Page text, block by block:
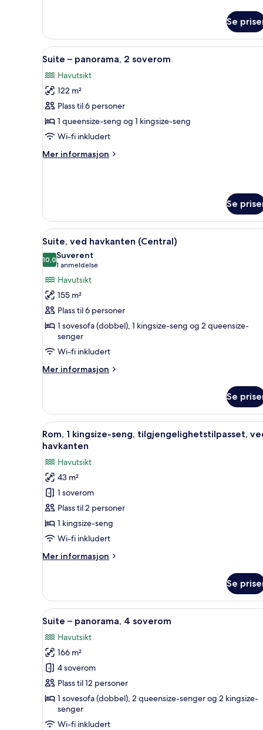
2
queensize-
senger,
havkanten
Se
Åpne
alle
bildene
av
Suite
–
panorama,
soverom
16
Suite – panorama, 2 soverom
Havutsikt
122 m²
Plass til 6 personer
1 queensize-seng og 1 kingsize-seng
Wi-fi inkludert
Mer informasjon
Mer
2
soverom
Se
Åpne
alle
bildene
av
Suite,
ved
havkanten
(Central)
Suite, ved havkanten
11
Suite, ved havkanten (Central)
10,010,0 av 10
Suverent
1 anmeldelse
(1
anmeldelse)
Havutsikt
155 m²
Plass til 6 personer
1 sovesofa (dobbel), 1 kingsize-seng og 2 queensize-
senger
Wi-fi inkludert
Mer informasjon
Mer
ved
havkanten
(Central)
Se
Åpne
alle
av
Rom,
kingsize-
seng,
tilgjengelighetstilpasset,
havkanten
Minibar (inkludert), safe på
9
Rom, 1 kingsize-seng, tilgjengelighetstilpasset,
havkanten
Havutsikt
43 m²
1 soverom
Plass til 2 personer
1 kingsize-seng
Wi-fi inkludert
Mer informasjon
Mer
1
kingsize-
seng,
tilgjengelighetstilpasset,
ved
havkanten
Se
Åpne
alle
bildene
av
Suite
–
panorama,
soverom
Minibar (inkludert), safe på
13
Suite – panorama, 4 soverom
Havutsikt
166 m²
4 soverom
Plass til 12 personer
1 sovesofa (dobbel), 2 queensize-senger og 2 kingsize-
senger
Wi-fi inkludert